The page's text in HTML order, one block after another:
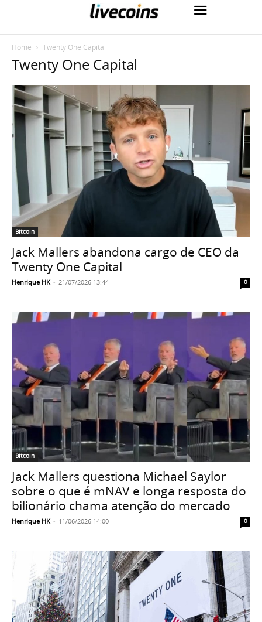
Home Twenty One Capital
Twenty One Capital
Bitcoin
Jack Mallers abandona cargo de CEO da
Twenty One Capital
Henrique HK - 21/07/2026 13:44 0
Bitcoin
Jack Mallers questiona Michael Saylor
sobre o que é mNAV e longa resposta do
bilionário chama atenção do mercado
Henrique HK - 11/06/2026 14:00 0